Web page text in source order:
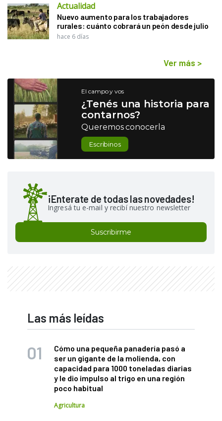
Actualidad
Nuevo aumento para los trabajadores
rurales: cuánto cobrará un peón desde julio
hace 6 días
Ver más >
El campo y vos
¿Tenés una historia para
contarnos?
Queremos conocerla
Escribinos
¡Enterate de todas las novedades!
Ingresá tu e-mail y recibí nuestro newsletter
Suscribirme
Las más leídas
Cómo una pequeña panadería pasó a
ser un gigante de la molienda, con
capacidad para 1000 toneladas diarias
y le dio impulso al trigo en una región
poco habitual
Agricultura